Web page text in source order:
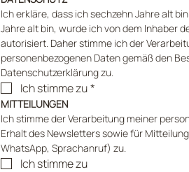
Ich erkläre, dass ich sechzehn Jahre alt
Jahre alt bin, wurde ich von dem Inhaber
autorisiert. Daher stimme ich der
personenbezogenen Daten gemäß den
Datenschutzerklärung zu.
Ich stimme zu*
MITTEILUNGEN
Ich stimme der Verarbeitung meiner
Erhalt des Newsletters sowie für
WhatsApp, Sprachanruf) zu.
Ich stimme zu